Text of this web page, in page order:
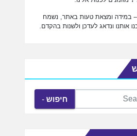
במידה ומצאת טעות באתר, נשמח
אותנו ונדאג לעדכן ולשנות בהקדם.
חיפוש